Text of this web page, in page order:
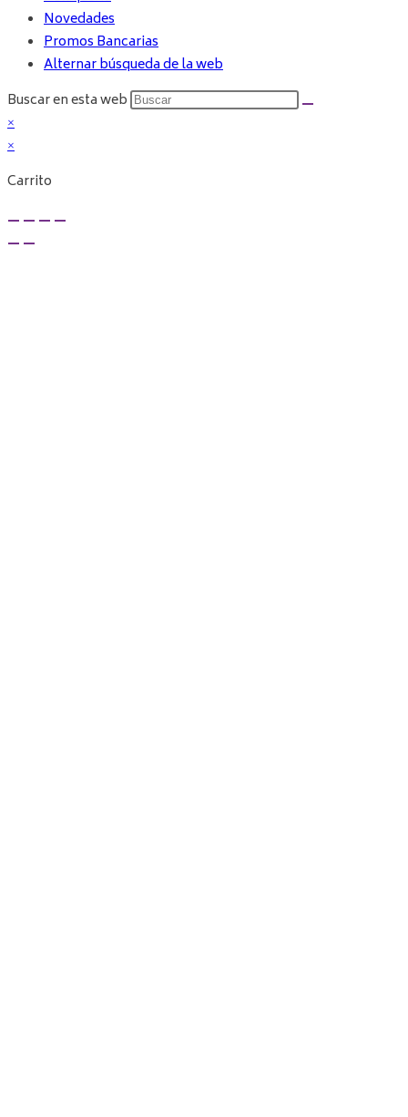
Novedades
Promos Bancarias
Alternar búsqueda de la web
Buscar en esta web
×
×
Carrito